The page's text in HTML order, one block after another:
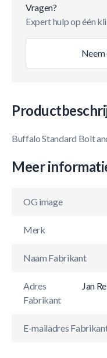
Vragen?
Expert hulp op één
Neem
Buffalo Standard Bolt
Meer
OG image
Merk
Naam Fabrikant
Adres
Fabrikant
Jan
E-mailadres